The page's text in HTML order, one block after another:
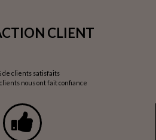
CLIENT
de clients satisfaits
nous ont fait confiance